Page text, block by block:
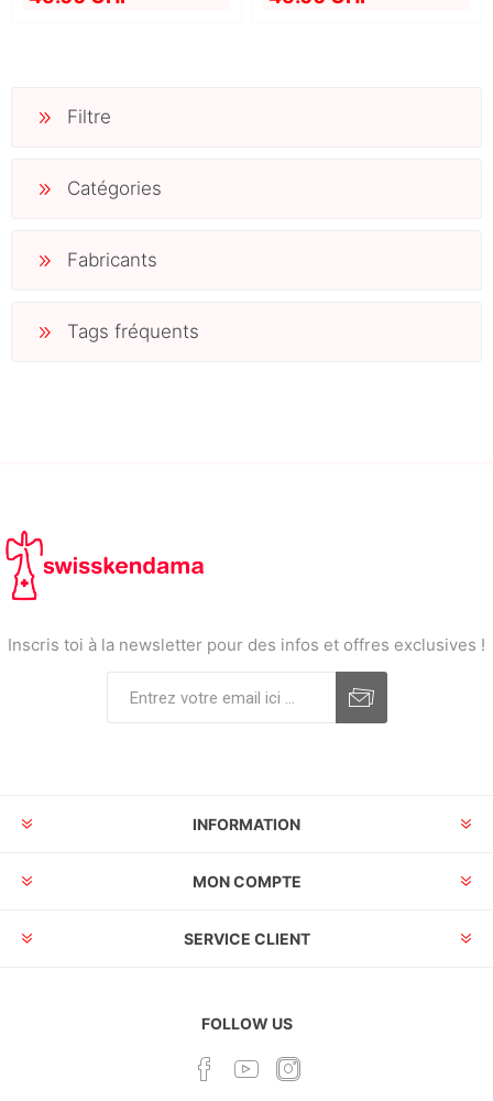
Filtre
Catégories
Fabricants
Tags fréquents
Inscris toi à la newsletter pour des infos et offres exclusives !
INFORMATION
MON COMPTE
SERVICE CLIENT
FOLLOW US